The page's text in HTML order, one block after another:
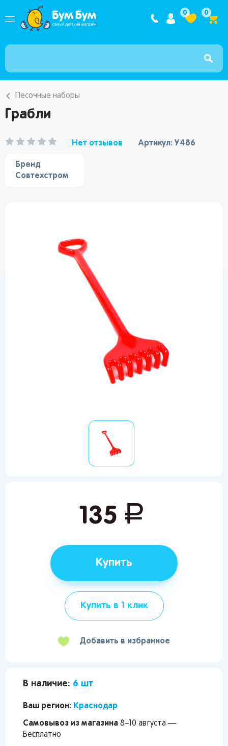
Интернет
0 0
Песочные наборы
Грабли
Нет отзывов Артикул: У486
Бренд
Совтехстром
135 руб.
Купить
Купить в 1 клик
Добавить в избранное
В наличие: 6 шт
Ваш регион: Краснодар
Самовывоз из магазина 8–10 августа —
Бесплатно